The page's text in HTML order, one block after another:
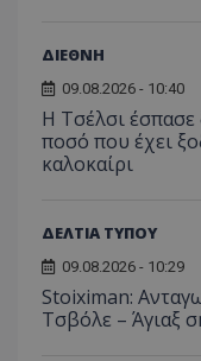
ΔΙΕΘΝΗ
09.08.2026 - 10:40
Η Τσέλσι έσπασε
ποσό που έχει
καλοκαίρι
ΔΕΛΤΙΑ ΤΥΠΟΥ
09.08.2026 - 10:29
Stoiximan:
Τσβόλε – Άγιαξ